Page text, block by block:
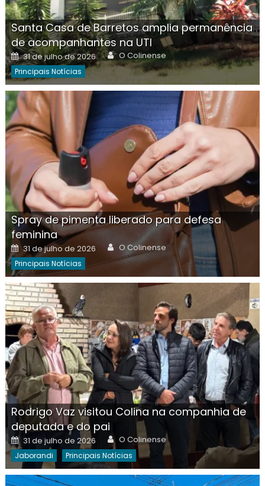
Santa Casa de Barretos amplia permanência
de acompanhantes na UTI
Posted
on
31 de julho de 2026 Author
O Colinense
Principais Notícias
Spray de pimenta liberado para defesa
feminina
Posted
on
31 de julho de 2026 Author
O Colinense
Principais Notícias
Rodrigo Vaz visitou Colina na companhia de
deputada e do pai
Posted
on
31 de julho de 2026 Author
O Colinense
Jaborandi Principais Notícias